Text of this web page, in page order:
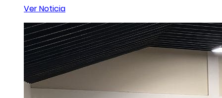
Ver Noticia